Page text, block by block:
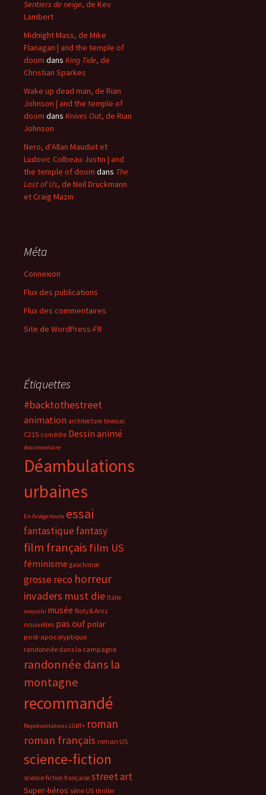
Sentiers de neige, de Kev
Lambert
Midnight Mass, de Mike
Flanagan | and the temple of
doom dans King Tide, de
Christian Sparkes
Wake up dead man, de Rian
Johnson | and the temple of
doom dans Knives Out, de Rian
Johnson
Nero, d’Allan Mauduit et
Ludovic Colbeau-Justin | and
the temple of doom dans The
Last of Us, de Neil Druckmann
et Craig Mazin
Méta
Connexion
Flux des publications
Flux des commentaires
Site de WordPress-FR
Étiquettes
#backtothestreet
animation architecture bivouac
C215 comédie Dessin animé
documentaire
Déambulations
urbaines
En Ariège toute essai
fantastiquefantasy
film français film US
féminisme gauchimse
grosse reco horreur
invaders must die Italie
moyoshi musée Noty & Aroz
nouvelles pas oufpolar
post-apocalyptique
randonnée dans la campagne
randonnée dans la
montagne
recommandé
Représentations LGBT+ roman
roman français roman US
science-fiction
science-fiction française street art
Super-héros série US thriller